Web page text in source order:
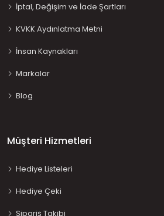
İptal, Değişim ve İade Şartları
KVKK Aydınlatma Metni
İnsan Kaynakları
Markalar
Blog
Müşteri Hizmetleri
Hediye Listeleri
Hediye Çeki
Sipariş Takibi